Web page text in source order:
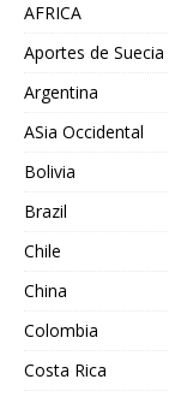
AFRICA
Aportes de Suecia
Argentina
ASia Occidental
Bolivia
Brazil
Chile
China
Colombia
Costa Rica